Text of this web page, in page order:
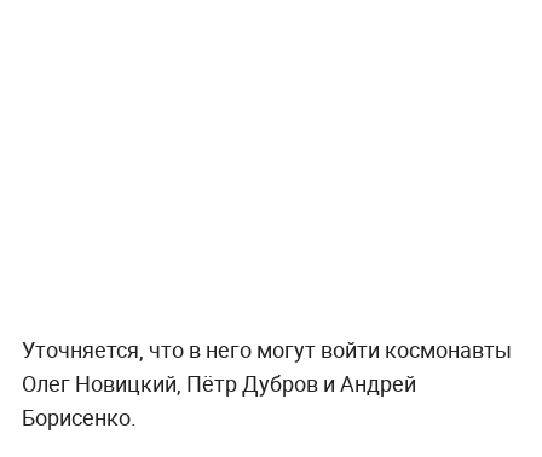
Уточняется, что в него могут войти космонавты
Олег Новицкий, Пётр Дубров и Андрей
Борисенко.